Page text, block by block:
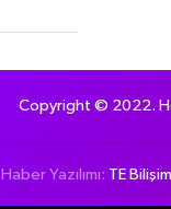
Copyright © 2022.
Haber Yazılımı: TE Bilişim